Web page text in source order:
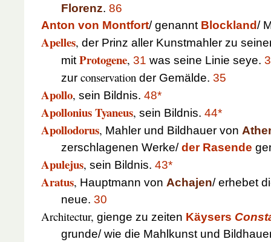
Florenz. 86
Anton von Montfort/ genannt Blockland/
Apelles, der Prinz aller Kunstmahler zu
mit Protogene, 31 was seine Linie seye.
zur conservation der Gemälde. 35
Apollo, sein Bildnis. 48*
Apollonius Tyaneus, sein Bildnis. 44*
Apollodorus, Mahler und Bildhauer von
zerschlagenen Werke/der Rasende
Apulejus, sein Bildnis. 43*
Aratus, Hauptmann von Achajen/ erhebet
neue. 30
Architectur, gienge zu zeiten Käysers
grunde/ wie die Mahlkunst und